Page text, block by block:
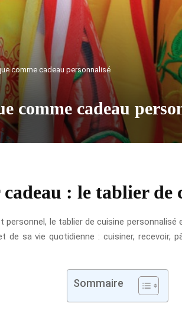
comme cadeau personnalisé
cadeau
: le tablier de
le tablier de cuisine
sa vie quotidienne : cuisiner, recevoir,
Sommaire